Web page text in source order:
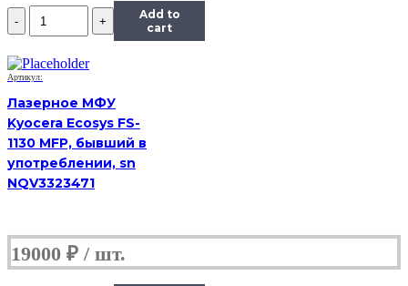
Количество
МФУ
LaserJet
3055,
(Б/
У)
Add to
cart
Артикул:
Лазерное МФУ
Kyocera Ecosys FS-
1130 MFP, бывший в
употреблении, sn
NQV3323471
19000 ₽